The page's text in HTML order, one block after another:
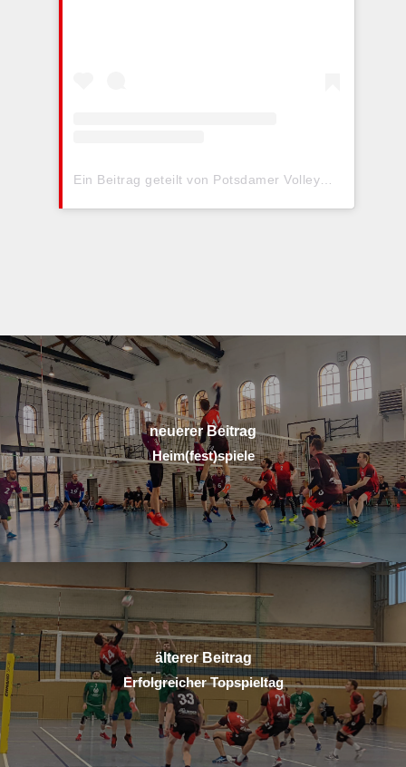
Ein Beitrag geteilt von Potsdamer Volleyballclub 91 (@pvc_91)
neuerer Beitrag
Heim(fest)spiele
älterer Beitrag
Erfolgreicher Topspieltag